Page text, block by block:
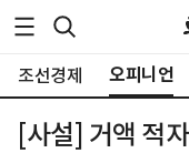
조선경제 오피니언
[사설] 거액 적